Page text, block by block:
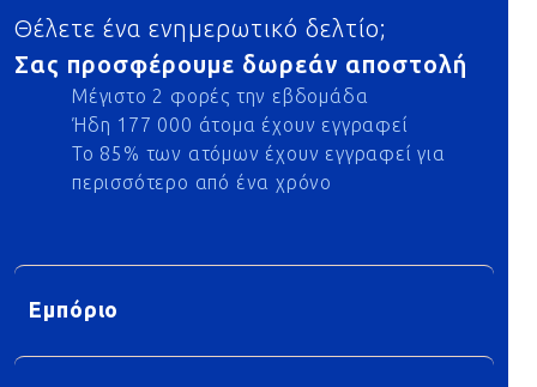
Θέλετε ένα ενημερωτικό δελτίο;
Σας προσφέρουμε δωρεάν αποστολή
Μέγιστο 2 φορές την εβδομάδα
Ήδη 177 000 άτομα έχουν εγγραφεί
Το 85% των ατόμων έχουν εγγραφεί για
περισσότερο από ένα χρόνο
Εμπόριο